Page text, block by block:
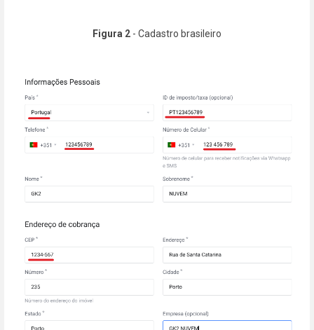
Figura 2 - Cadastro brasileiro